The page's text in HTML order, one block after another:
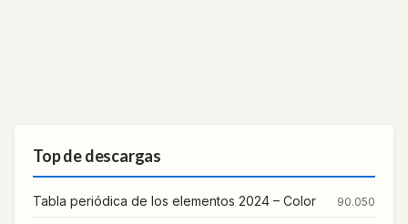
Top de descargas
Tabla periódica de los elementos 2024 – Color 90.050